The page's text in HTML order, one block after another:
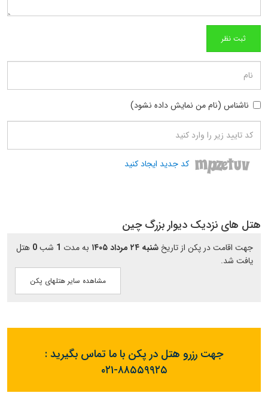
ناشناس (نام من نمایش داده نشود)
کد جدید ایجاد کنید
هتل های نزدیک دیوار بزرگ چین
جهت اقامت در پکن از تاریخ شنبه ۲۴ مرداد ۱۴۰۵ به مدت 1 شب0 هتل
یافت شد.
مشاهده سایر هتلهای پکن
جهت رزرو هتل در پکن با ما تماس بگیرید :
۰۲۱-۸۸۵۵۹۹۲۵